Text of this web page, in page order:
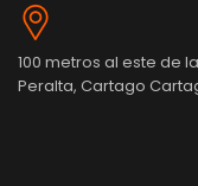
100 metros al este de
Peralta, Cartago